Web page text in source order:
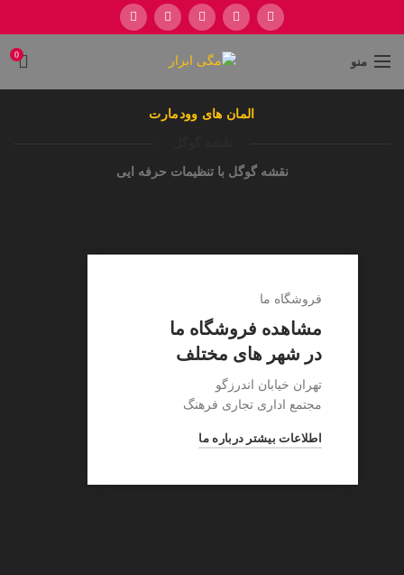
منو 0
المان های وودمارت
نقشه گوگل با تنظیمات حرفه ایی
فروشگاه ما
مشاهده فروشگاه ما
در شهر های مختلف
تهران خیابان اندرزگو
مجتمع اداری تجاری فرهنگ
اطلاعات بیشتر درباره ما